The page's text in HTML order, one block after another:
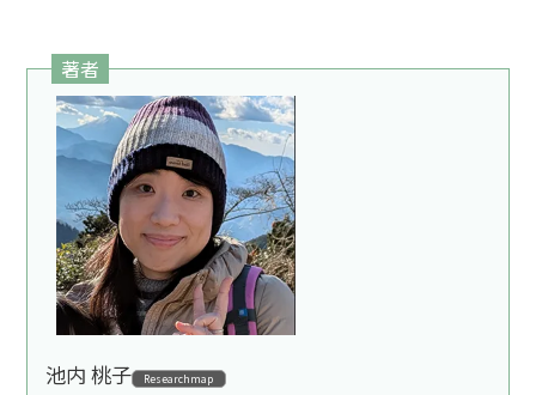
著者
池内 桃子 Researchmap